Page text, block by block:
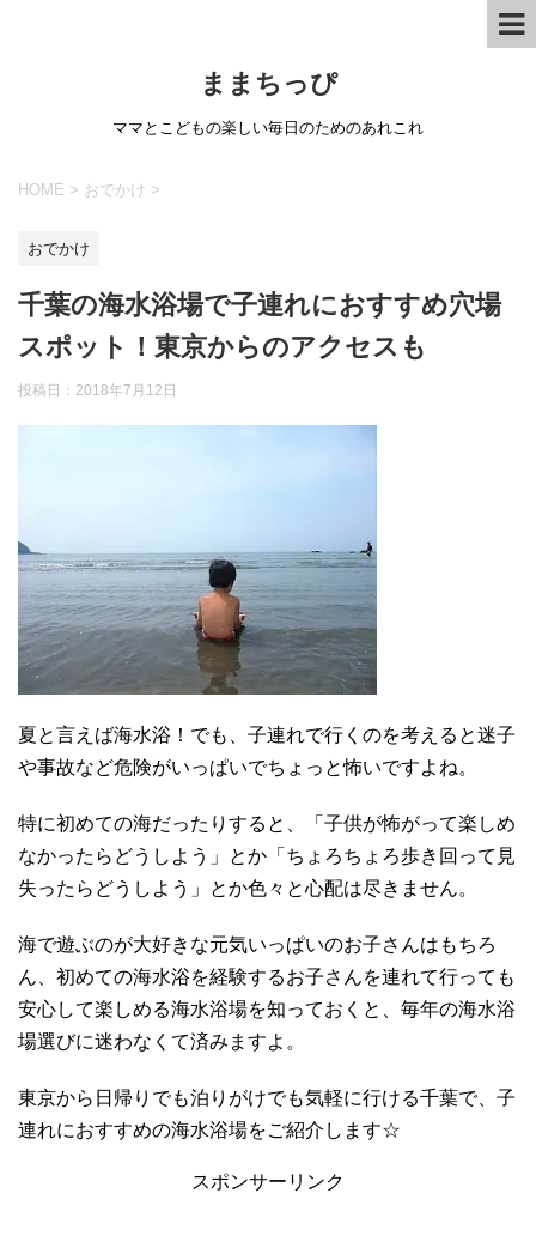
ままちっぴ
ママとこどもの楽しい毎日のためのあれこれ
HOME > おでかけ >
おでかけ
千葉の海水浴場で子連れにおすすめ穴場
スポット！東京からのアクセスも
投稿日： 2018年7月12日
夏と言えば海水浴！でも、子連れで行くのを考えると迷子
や事故など危険がいっぱいでちょっと怖いですよね。
特に初めての海だったりすると、「子供が怖がって楽しめ
なかったらどうしよう」とか「ちょろちょろ歩き回って見
失ったらどうしよう」とか色々と心配は尽きません。
海で遊ぶのが大好きな元気いっぱいのお子さんはもちろ
ん、初めての海水浴を経験するお子さんを連れて行っても
安心して楽しめる海水浴場を知っておくと、毎年の海水浴
場選びに迷わなくて済みますよ。
東京から日帰りでも泊りがけでも気軽に行ける千葉で、子
連れにおすすめの海水浴場をご紹介します☆
スポンサーリンク